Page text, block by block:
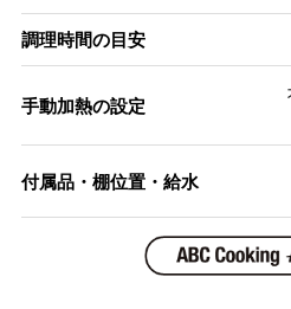
調理時間の目安
手動加熱の設定
付属品・棚位置・給水